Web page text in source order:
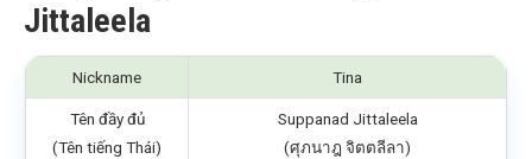
Jittaleela
Nickname Tina
Tên đầy đủ
(Tên tiếng Thái)
Suppanad Jittaleela
(ศุภนาฎ จิตตลีลา)